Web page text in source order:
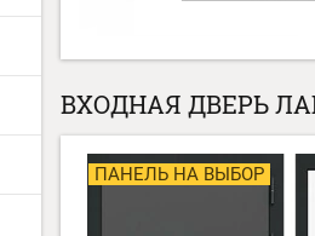
ВХОДНАЯ ДВЕРЬ
ПАНЕЛЬ НА ВЫБОР